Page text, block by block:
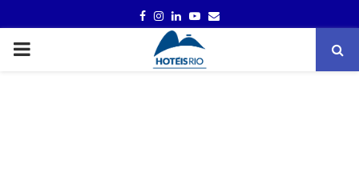
FACEBOOK
INSTAGRAM
LINKEDINYOUTUBE
EMAIL
PRIMARY